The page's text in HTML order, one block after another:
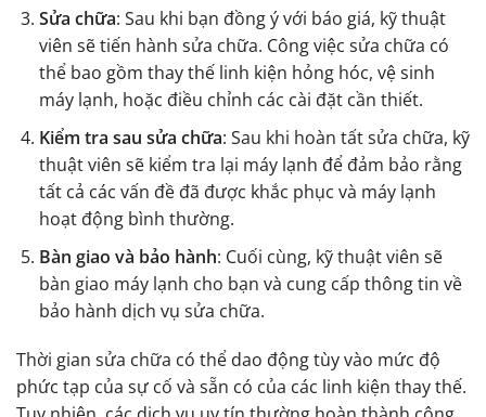
Sửa chữa: Sau khi bạn đồng ý với báo giá, kỹ thuật
viên sẽ tiến hành sửa chữa. Công việc sửa chữa có
thể bao gồm thay thế linh kiện hỏng hóc, vệ sinh
máy lạnh, hoặc điều chỉnh các cài đặt cần thiết.
Kiểm tra sau sửa chữa: Sau khi hoàn tất sửa chữa, kỹ
thuật viên sẽ kiểm tra lại máy lạnh để đảm bảo rằng
tất cả các vấn đề đã được khắc phục và máy lạnh
hoạt động bình thường.
Bàn giao và bảo hành: Cuối cùng, kỹ thuật viên sẽ
bàn giao máy lạnh cho bạn và cung cấp thông tin về
bảo hành dịch vụ sửa chữa.
Thời gian sửa chữa có thể dao động tùy vào mức độ
phức tạp của sự cố và sẵn có của các linh kiện thay thế.